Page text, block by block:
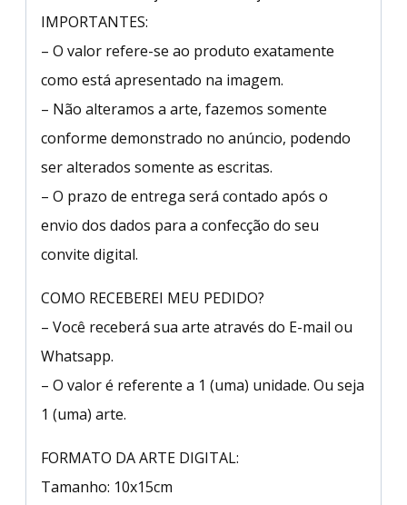
IMPORTANTES:
– O valor refere-se ao produto exatamente
como está apresentado na imagem.
– Não alteramos a arte, fazemos somente
conforme demonstrado no anúncio, podendo
ser alterados somente as escritas.
– O prazo de entrega será contado após o
envio dos dados para a confecção do seu
convite digital.
COMO RECEBEREI MEU PEDIDO?
– Você receberá sua arte através do E-mail ou
Whatsapp.
– O valor é referente a 1 (uma) unidade. Ou seja
1 (uma) arte.
FORMATO DA ARTE DIGITAL:
Tamanho: 10x15cm